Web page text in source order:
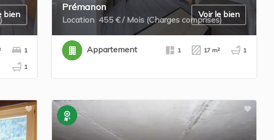
bien
1
1
Prémanon
Location 455 € / Mois (Charges comprises)
Voir le bien
Appartement 1 17 m² 1
Exclusivité